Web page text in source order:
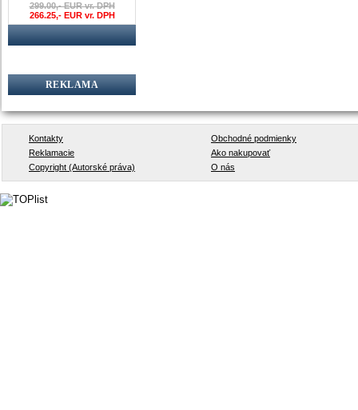
299.00,- EUR vr. DPH
266.25,- EUR vr. DPH
REKLAMA
Kontakty
Obchodné podmienky
Reklamacie
Ako nakupovať
Copyright (Autorské práva)
O nás